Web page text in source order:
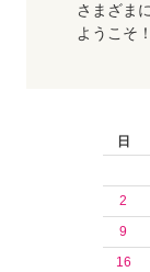
さまざま
ようこそ！
日
2
9
16